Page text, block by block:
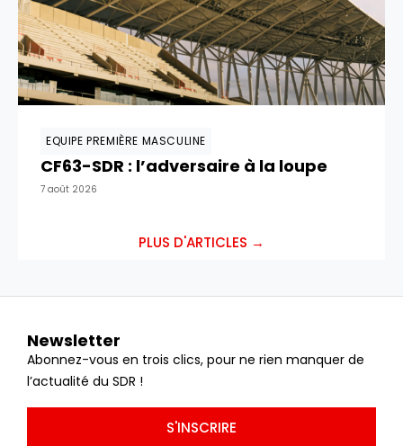
EQUIPE PREMIÈRE MASCULINE
CF63-SDR : l’adversaire à la loupe
7 août 2026
PLUS D'ARTICLES →
Newsletter
Abonnez-vous en trois clics, pour ne rien manquer de
l’actualité du SDR !
S'INSCRIRE